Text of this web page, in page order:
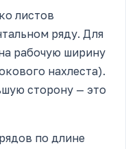
листов
ряду. Для
рабочую ширину
нахлеста).
сторону — это
по длине